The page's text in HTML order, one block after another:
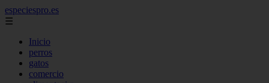
especiespro.es
☰
Inicio
perros
gatos
comercio